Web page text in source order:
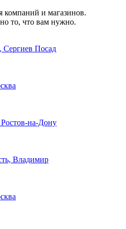
компаний и магазинов.
то, что вам нужно.
Сергиев Посад
Ростов-на-Дону
Владимир